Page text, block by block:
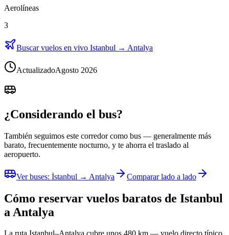
Aerolíneas
3
Buscar vuelos en vivo Istanbul → Antalya
ActualizadoAgosto 2026
¿Considerando el bus?
También seguimos este corredor como bus — generalmente más
barato, frecuentemente nocturno, y te ahorra el traslado al
aeropuerto.
Ver buses: İstanbul → Antalya Comparar lado a lado
Cómo reservar vuelos baratos de Istanbul
a Antalya